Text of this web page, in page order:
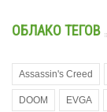
ОБЛАКО ТЕГОВ
Assassin's Creed
DOOM EVGA